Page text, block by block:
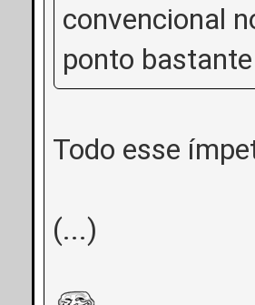
convencional
ponto
Todo esse
(...)